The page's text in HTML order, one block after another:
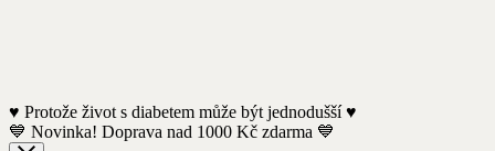
♥️ Protože život s diabetem může být jednodušší ♥️
💙 Novinka! Doprava nad 1000 Kč zdarma 💙